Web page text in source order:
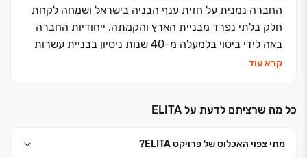
החברה נמנית על חזית ענף הבניה בישראל ושמחה לקחת
חלק בלתי נפרד מבניית הארץ והקמתה. ייחודיות החברה
באה לידי ביטוי בלמעלה מ-40 שנות ניסיון בבניית עשרות
אלפי יחידות דיור לעשרות אלפי משפחות ברחבי הארץ.
היצירתית ליצירת סביבת מגורים מושלמת. הדבר בא לידי
והמטופח, תוך ראייה עיצובית כוללת בשילוב מנצח של צוות
קרא עוד
כל מה שרציתם לדעת על ELITA
מתי צפוי האכלוס של פרויקט ELITA?